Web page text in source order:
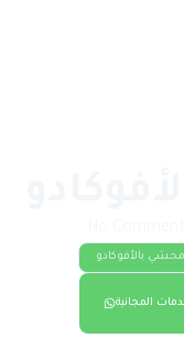
بالأفوكادو
المجانية